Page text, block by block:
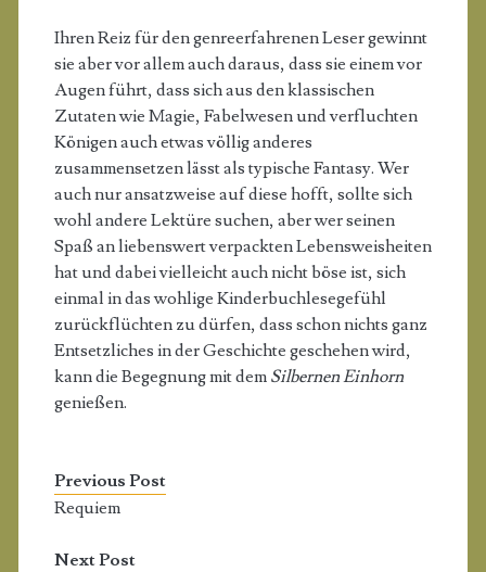
Ihren Reiz für den genreerfahrenen Leser gewinnt
sie aber vor allem auch daraus, dass sie einem vor
Augen führt, dass sich aus den klassischen
Zutaten wie Magie, Fabelwesen und verfluchten
Königen auch etwas völlig anderes
zusammensetzen lässt als typische Fantasy. Wer
auch nur ansatzweise auf diese hofft, sollte sich
wohl andere Lektüre suchen, aber wer seinen
Spaß an liebenswert verpackten Lebensweisheiten
hat und dabei vielleicht auch nicht böse ist, sich
einmal in das wohlige Kinderbuchlesegefühl
zurückflüchten zu dürfen, dass schon nichts ganz
Entsetzliches in der Geschichte geschehen wird,
kann die Begegnung mit dem Silbernen Einhorn
genießen.
Previous Post
Requiem
Next Post